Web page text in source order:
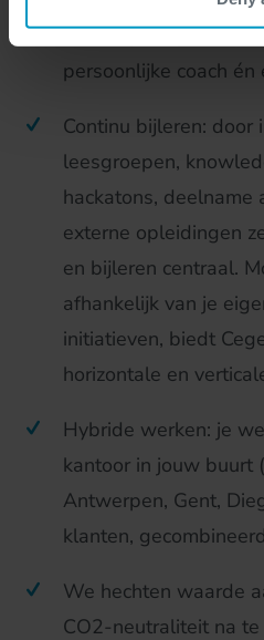
Zo heb je een
persoonlijke coach
Continu bijleren: door
leesgroepen,
hackatons, deelname
externe opleidingen
en bijleren centraal.
afhankelijk van je
initiatieven, biedt
horizontale en
Hybride werken: je
kantoor in jouw buurt
Antwerpen, Gent,
klanten,
We hechten waarde
CO2-neutraliteit na